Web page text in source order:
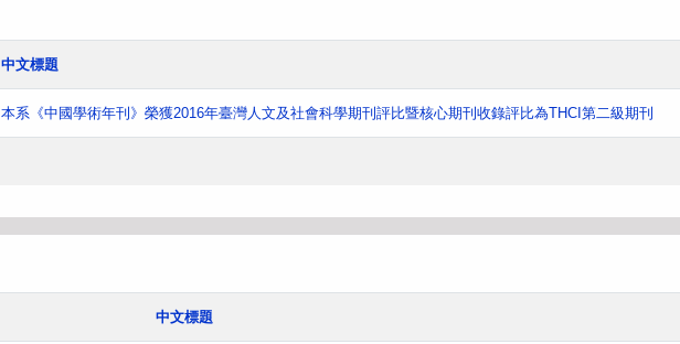
中文標題
本系《中國學術年刊》榮獲2016年臺灣人文及社會科學期刊評比暨核心期刊收錄評比為THCI第二級期刊
中文標題